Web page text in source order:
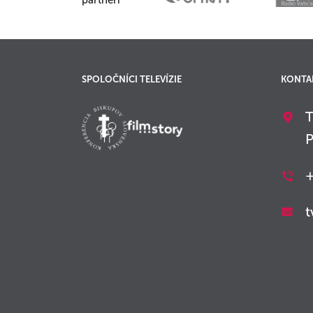
SPOLOČNÍCI TELEVÍZIE